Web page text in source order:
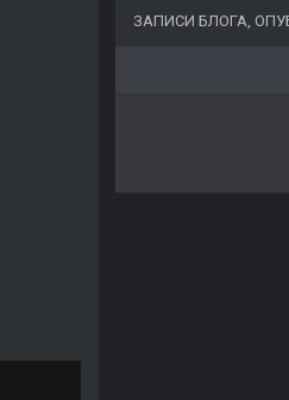
ЗАПИСИ БЛОГА,